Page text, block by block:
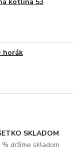
horák
SKLADOM
% držíme skladom